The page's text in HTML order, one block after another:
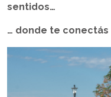
sentidos…
… donde te